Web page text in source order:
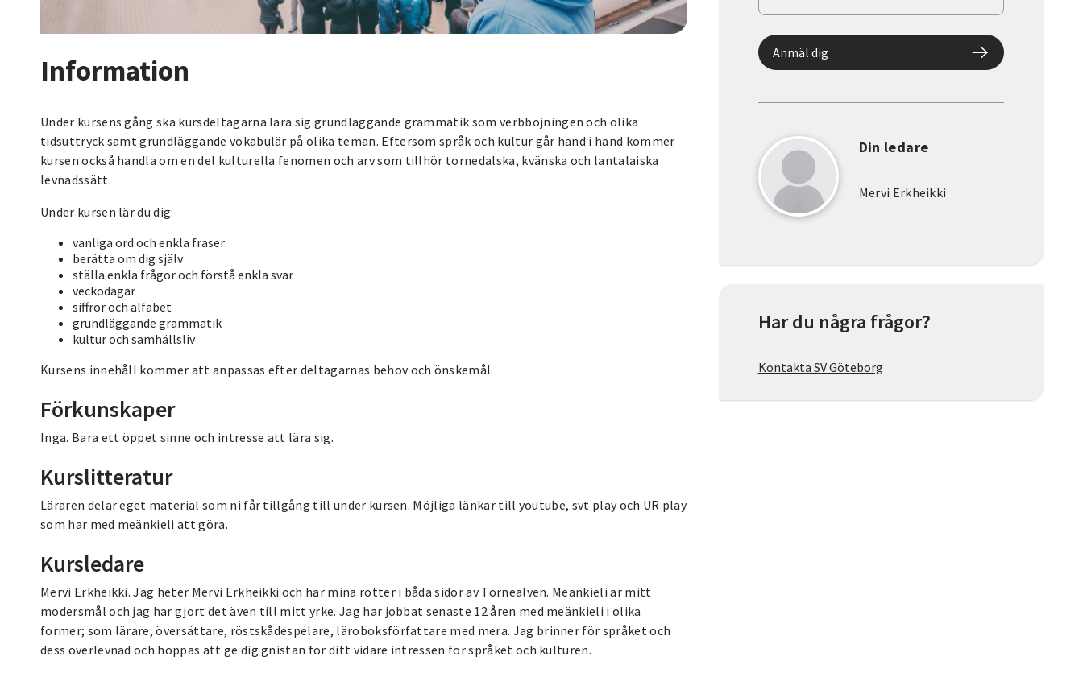
Information
Under kursens gång ska kursdeltagarna lära sig grundläggande grammatik som verbböjningen och olika
tidsuttryck samt grundläggande vokabulär på olika teman. Eftersom språk och kultur går hand i hand kommer
kursen också handla om en del kulturella fenomen och arv som tillhör tornedalska, kvänska och lantalaiska
levnadssätt.
Under kursen lär du dig:
vanliga ord och enkla fraser
berätta om dig själv
ställa enkla frågor och förstå enkla svar
veckodagar
siffror och alfabet
grundläggande grammatik
kultur och samhällsliv
Kursens innehåll kommer att anpassas efter deltagarnas behov och önskemål.
Förkunskaper
Inga. Bara ett öppet sinne och intresse att lära sig.
Kurslitteratur
Läraren delar eget material som ni får tillgång till under kursen. Möjliga länkar till youtube, svt play och UR play
som har med meänkieli att göra.
Kursledare
Mervi Erkheikki. Jag heter Mervi Erkheikki och har mina rötter i båda sidor av Torneälven. Meänkieli är mitt
modersmål och jag har gjort det även till mitt yrke. Jag har jobbat senaste 12 åren med meänkieli i olika
former; som lärare, översättare, röstskådespelare, läroboksförfattare med mera. Jag brinner för språket och
dess överlevnad och hoppas att ge dig gnistan för ditt vidare intressen för språket och kulturen.
Anmäl dig
Din ledare
Mervi Erkheikki
Har du några frågor?
Kontakta SV Göteborg